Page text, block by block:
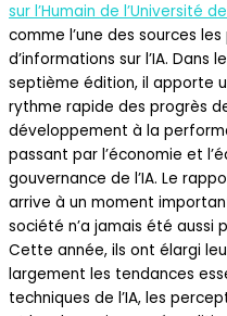
sur l’Humain de l’Université
comme l’une des sources
d’informations sur l’IA. Dans
septième édition, il apporte
rythme rapide des progrès
développement à la
passant par l’économie et
gouvernance de l’IA. Le
arrive à un moment
société n’a jamais été aussi
Cette année, ils ont élargi
largement les tendances
techniques de l’IA, les